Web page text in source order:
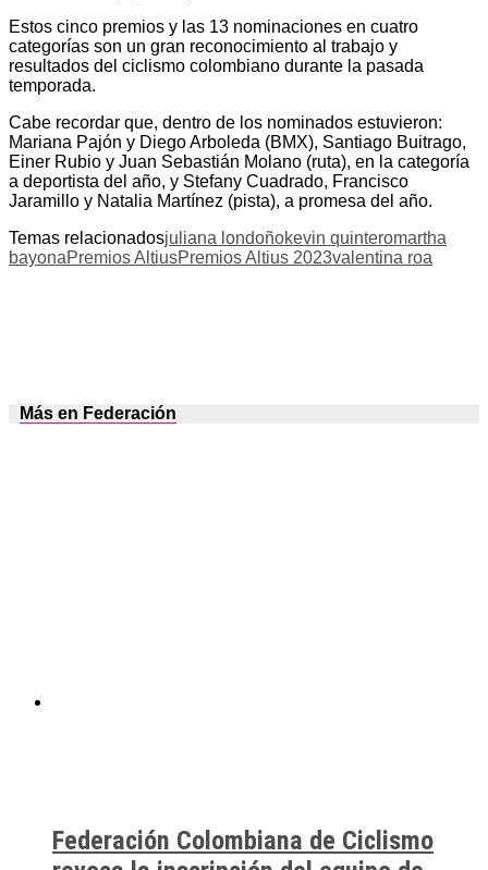
Estos cinco premios y las 13 nominaciones en cuatro
categorías son un gran reconocimiento al trabajo y
resultados del ciclismo colombiano durante la pasada
temporada.
Cabe recordar que, dentro de los nominados estuvieron:
Mariana Pajón y Diego Arboleda (BMX), Santiago Buitrago,
Einer Rubio y Juan Sebastián Molano (ruta), en la categoría
a deportista del año, y Stefany Cuadrado, Francisco
Jaramillo y Natalia Martínez (pista), a promesa del año.
Temas relacionadosjuliana londoñokevin quinteromartha
bayonaPremios AltiusPremios Altius 2023valentina roa
Más en Federación
Federación Colombiana de Ciclismo